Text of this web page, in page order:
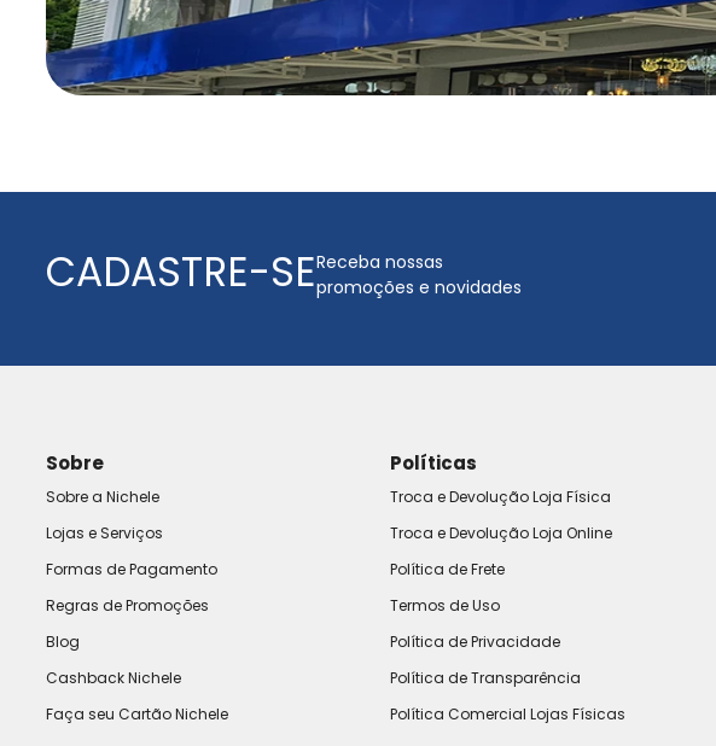
CADASTRE-SEReceba nossas
promoções e novidades
Sobre
Sobre a Nichele
Lojas e Serviços
Formas de Pagamento
Regras de Promoções
Blog
Cashback Nichele
Faça seu Cartão Nichele
Políticas
Troca e Devolução Loja Física
Troca e Devolução Loja Online
Política de Frete
Termos de Uso
Política de Privacidade
Política de Transparência
Política Comercial Lojas Físicas